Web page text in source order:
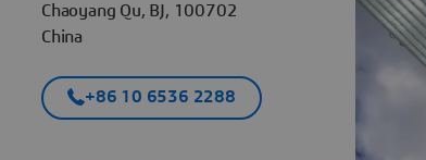
Chaoyang Qu, BJ, 100702
China
+86 10 6536 2288